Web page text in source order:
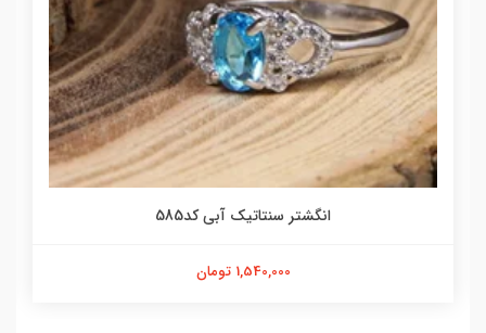
انگشتر سنتاتیک آبی کد585
1,540,000 تومان